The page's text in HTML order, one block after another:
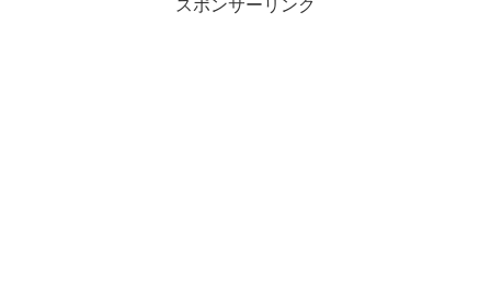
スポンサーリンク